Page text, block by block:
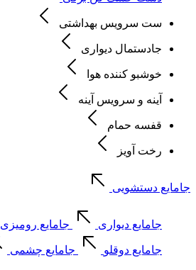
ست سرویس بهداشتی
جادستمال دیواری
خوشبو کننده هوا
آینه و سرویس آینه
قفسه حمام
رخت آویز
جامایع دستشویی
جامایع دیواری جامایع رومیزی
جامایع دوقلو جامایع چشمی